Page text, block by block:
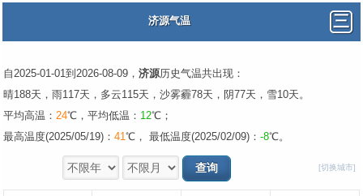
济源气温
自2025-01-01到2026-08-09， 济源历史气温共出现：
晴188天，雨117天，多云115天，沙雾霾78天，阴77天，雪10天。
平均高温： 24℃，平均低温： 12℃；
最高温度(2025/05/19)： 41℃， 最低温度(2025/02/09)： -8℃。
[切换城市]